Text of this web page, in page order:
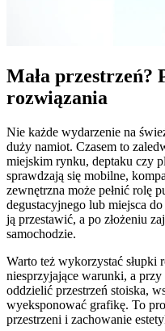
Mała przestrzeń?
rozwiązania
Nie każde wydarzenie na
duży namiot. Czasem to
miejskim rynku, deptaku czy
sprawdzają się mobilne,
zewnętrzna może pełnić rolę
degustacyjnego lub miejsca
ją przestawić, a po złożeniu
samochodzie.
Warto też wykorzystać słupki
niesprzyjające warunki, a
oddzielić przestrzeń stoiska,
wyeksponować grafikę. To
przestrzeni i zachowanie